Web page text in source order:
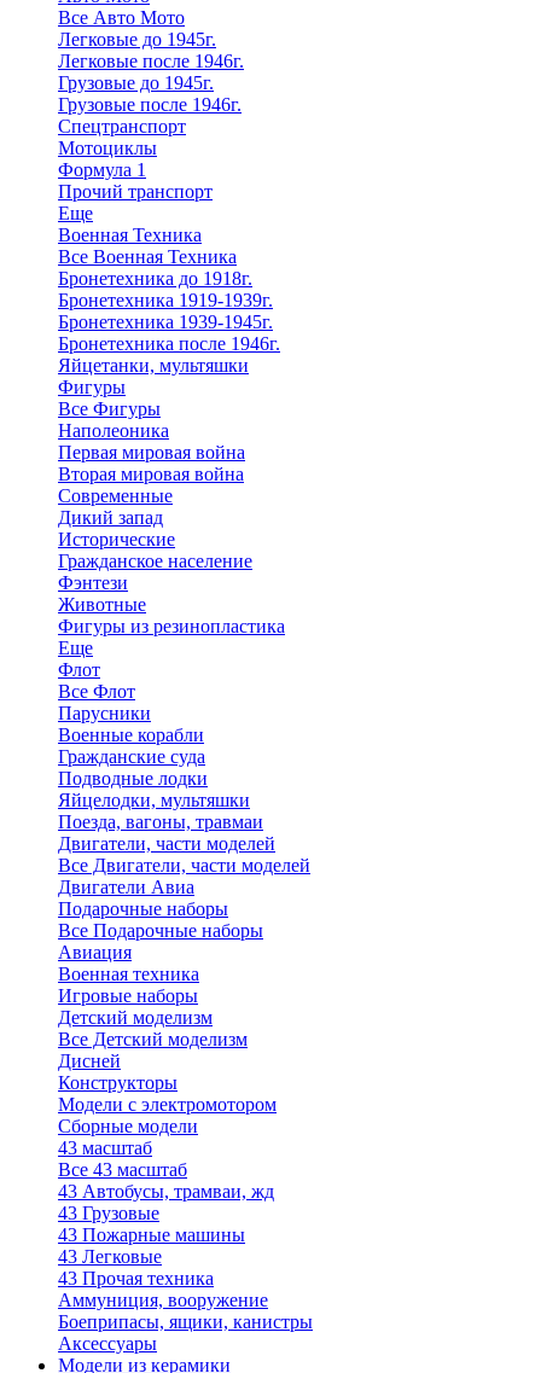
Все Авто Мото
Легковые до 1945г.
Легковые после 1946г.
Грузовые до 1945г.
Грузовые после 1946г.
Спецтранспорт
Мотоциклы
Формула 1
Прочий транспорт
Еще
Военная Техника
Все Военная Техника
Бронетехника до 1918г.
Бронетехника 1919-1939г.
Бронетехника 1939-1945г.
Бронетехника после 1946г.
Яйцетанки, мультяшки
Фигуры
Все Фигуры
Наполеоника
Первая мировая война
Вторая мировая война
Современные
Дикий запад
Исторические
Гражданское население
Фэнтези
Животные
Фигуры из резинопластика
Еще
Флот
Все Флот
Парусники
Военные корабли
Гражданские суда
Подводные лодки
Яйцелодки, мультяшки
Поезда, вагоны, травмаи
Двигатели, части моделей
Все Двигатели, части моделей
Двигатели Авиа
Подарочные наборы
Все Подарочные наборы
Авиация
Военная техника
Игровые наборы
Детский моделизм
Все Детский моделизм
Дисней
Конструкторы
Модели с электромотором
Сборные модели
43 масштаб
Все 43 масштаб
43 Автобусы, трамваи, жд
43 Грузовые
43 Пожарные машины
43 Легковые
43 Прочая техника
Аммуниция, вооружение
Боеприпасы, ящики, канистры
Аксессуары
Модели из керамики